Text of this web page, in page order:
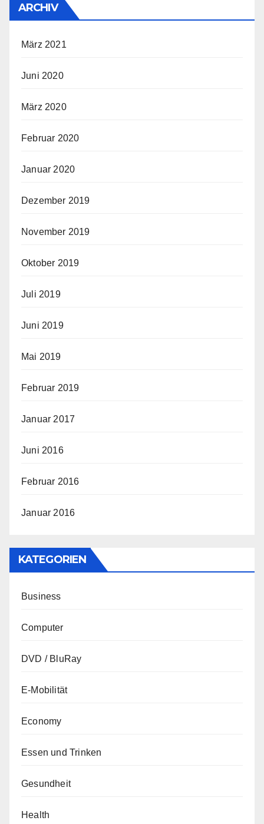
ARCHIV
März 2021
Juni 2020
März 2020
Februar 2020
Januar 2020
Dezember 2019
November 2019
Oktober 2019
Juli 2019
Juni 2019
Mai 2019
Februar 2019
Januar 2017
Juni 2016
Februar 2016
Januar 2016
KATEGORIEN
Business
Computer
DVD / BluRay
E-Mobilität
Economy
Essen und Trinken
Gesundheit
Health